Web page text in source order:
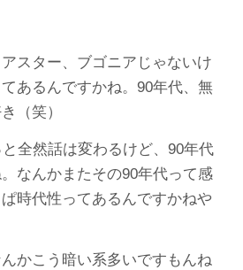
スター、ブゴニアじゃないけ
あるんですかね。90年代、無
（笑）
と全然話は変わるけど、90年代
なんかまたその90年代って感
時代性ってあるんですかねや
かこう暗い系多いですもんね